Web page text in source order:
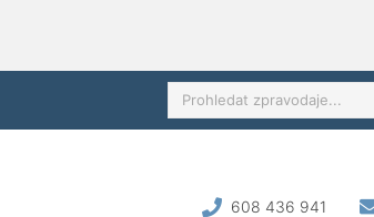
608 436 941